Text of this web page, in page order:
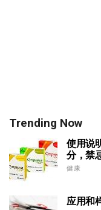
Trending Now
使用说
分，禁
健康
应用和